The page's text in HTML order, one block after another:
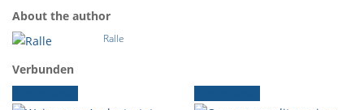
About the author
Ralle
Verbunden